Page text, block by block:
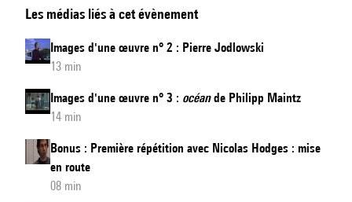
d'une
œuvre
n°
:
Stèles
d'air
Jérôme
Les médias liés à cet évènement
Images d'une œuvre n° 2 : Pierre Jodlowski
13 min
Images d'une œuvre n° 3 : océande Philipp Maintz
14 min
Bonus : Première répétition avec Nicolas Hodges : mise
en route
08 min